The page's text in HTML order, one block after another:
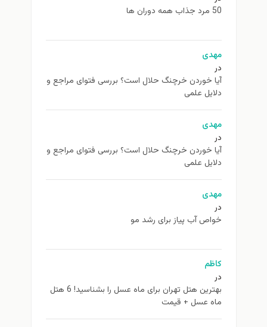
50 مرد جذاب همه دوران ها
مهدی
در
آیا خوردن خرچنگ حلال است؟ بررسی فتوای مراجع و
دلایل علمی
مهدی
در
آیا خوردن خرچنگ حلال است؟ بررسی فتوای مراجع و
دلایل علمی
مهدی
در
خواص آب پیاز برای رشد مو
کاظم
در
بهترین هتل تهران برای ماه عسل را بشناسید! 6 هتل
ماه عسل + قیمت